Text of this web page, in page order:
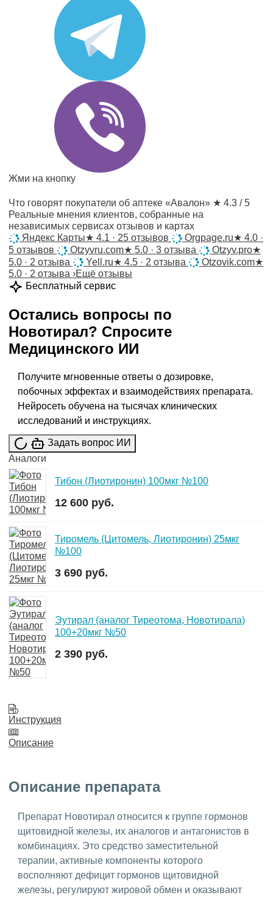
Жми на кнопку
Что говорят покупатели об аптеке «Авалон» ★ 4.3 / 5
Реальные мнения клиентов, собранные на
независимых сервисах отзывов и картах
Яндекс Карты★ 4.1 · 25 отзывов Orgpage.ru★ 4.0 ·
5 отзывов
Otzyvru.com★ 5.0 · 3 отзыва Otzyv.pro★
5.0 · 2 отзыва
Yell.ru★ 4.5 · 2 отзыва Otzovik.com★
5.0 · 2 отзыва ›Ещё отзывы
Бесплатный сервис
Остались вопросы по
Новотирал? Спросите
Медицинского ИИ
Получите мгновенные ответы о дозировке,
побочных эффектах и взаимодействиях препарата.
Нейросеть обучена на тысячах клинических
исследований и инструкциях.
Задать вопрос ИИ
Аналоги
Тибон (Лиотиронин) 100мкг №100
12 600 руб.
Тиромель (Цитомель, Лиотиронин) 25мкг
№100
3 690 руб.
Эутирал (аналог Тиреотома, Новотирала)
100+20мкг №50
2 390 руб.
Инструкция
Описание
Описание препарата
Препарат Новотирал относится к группе гормонов
щитовидной железы, их аналогов и антагонистов в
комбинациях. Это средство заместительной
терапии, активные компоненты которого
восполняют дефицит гормонов щитовидной
железы, регулируют жировой обмен и оказывают